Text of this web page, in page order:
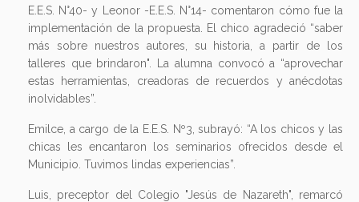
E.E.S. N°40- y Leonor -E.E.S. N°14- comentaron cómo fue la
implementación de la propuesta. El chico agradeció “saber
más sobre nuestros autores, su historia, a partir de los
talleres que brindaron". La alumna convocó a “aprovechar
estas herramientas, creadoras de recuerdos y anécdotas
inolvidables”.
Emilce, a cargo de la E.E.S. Nº3, subrayó: “A los chicos y las
chicas les encantaron los seminarios ofrecidos desde el
Municipio. Tuvimos lindas experiencias”.
Luis, preceptor del Colegio "Jesús de Nazareth", remarcó